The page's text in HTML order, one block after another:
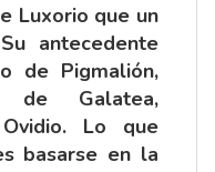
Luxorio que un
antecedente
de Pigmalión,
de Galatea,
Lo que
basarse en la